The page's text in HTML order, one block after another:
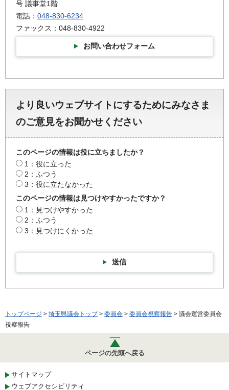
号 議事堂1階
電話： 048-830-6234
ファックス：048-830-4922
お問い合わせフォーム
より良いウェブサイトにするためにみなさま
のご意見をお聞かせください
このページの情報は役に立ちましたか？
1：役に立った
2：ふつう
3：役に立たなかった
このページの情報は見つけやすかったですか？
1：見つけやすかった
2：ふつう
3：見つけにくかった
送信
トップページ > 埼玉県議会トップ> 委員会 > 委員会視察報告 > 議会運営委員会
視察報告
ページの先頭へ戻る
サイトマップ
ウェブアクセシビリティ